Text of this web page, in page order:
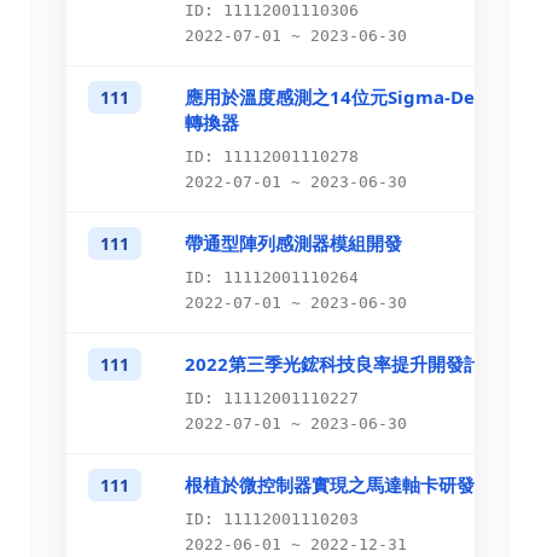
ID: 11112001110306
2022-07-01 ~ 2023-06-30
111
應用於溫度感測之14位元Sigma-Delta類比
轉換器
ID: 11112001110278
2022-07-01 ~ 2023-06-30
111 帶通型陣列感測器模組開發
ID: 11112001110264
2022-07-01 ~ 2023-06-30
111 2022第三季光鋐科技良率提升開發計畫
ID: 11112001110227
2022-07-01 ~ 2023-06-30
111 根植於微控制器實現之馬達軸卡研發與測試
ID: 11112001110203
2022-06-01 ~ 2022-12-31